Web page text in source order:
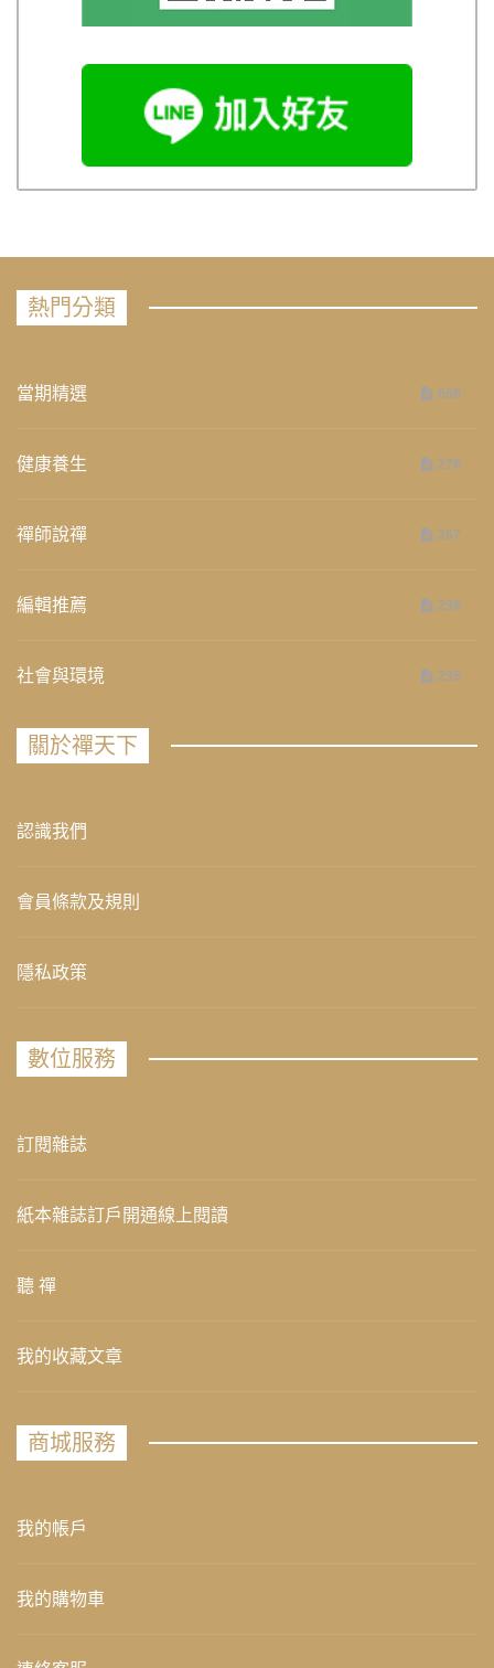
熱門分類
當期精選 658
健康養生 276
禪師說禪 267
編輯推薦 236
社會與環境 235
關於禪天下
認識我們
會員條款及規則
隱私政策
數位服務
訂閱雜誌
紙本雜誌訂戶開通線上閱讀
聽 禪
我的收藏文章
商城服務
我的帳戶
我的購物車